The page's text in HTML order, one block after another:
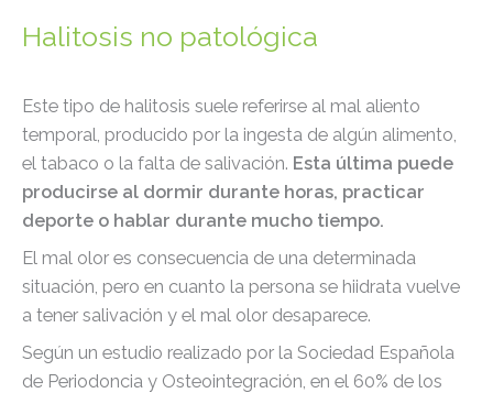
Halitosis no patológica
Este tipo de halitosis suele referirse al mal aliento
temporal, producido por la ingesta de algún alimento,
el tabaco o la falta de salivación. Esta última puede
producirse al dormir durante horas, practicar
deporte o hablar durante mucho tiempo.
El mal olor es consecuencia de una determinada
situación, pero en cuanto la persona se hiidrata vuelve
a tener salivación y el mal olor desaparece.
Según un estudio realizado por la Sociedad Española
de Periodoncia y Osteointegración, en el 60% de los